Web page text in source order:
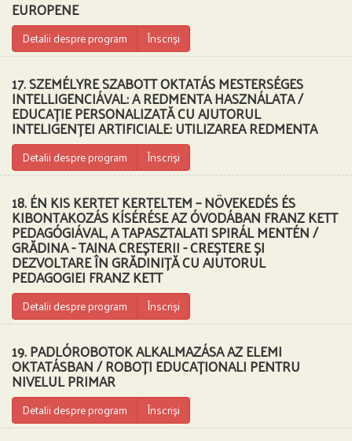
EUROPENE
Detalii despre program Înscriși
17. SZEMÉLYRE SZABOTT OKTATÁS MESTERSÉGES
INTELLIGENCIÁVAL: A REDMENTA HASZNÁLATA /
EDUCAȚIE PERSONALIZATĂ CU AJUTORUL
INTELIGENȚEI ARTIFICIALE: UTILIZAREA REDMENTA
Detalii despre program Înscriși
18. ÉN KIS KERTET KERTELTEM – NÖVEKEDÉS ÉS
KIBONTAKOZÁS KÍSÉRÉSE AZ ÓVODÁBAN FRANZ KETT
PEDAGÓGIÁVAL, A TAPASZTALATI SPIRÁL MENTÉN /
GRĂDINA - TAINA CREȘTERII - CREȘTERE ȘI
DEZVOLTARE ÎN GRĂDINIȚĂ CU AJUTORUL
PEDAGOGIEI FRANZ KETT
Detalii despre program Înscriși
19. PADLÓROBOTOK ALKALMAZÁSA AZ ELEMI
OKTATÁSBAN / ROBOȚI EDUCAȚIONALI PENTRU
NIVELUL PRIMAR
Detalii despre program Înscriși